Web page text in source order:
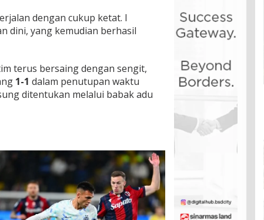
dengan cukup ketat. I
dini, yang kemudian berhasil
terus bersaing dengan sengit,
1-1 dalam penutupan waktu
ditentukan melalui babak adu